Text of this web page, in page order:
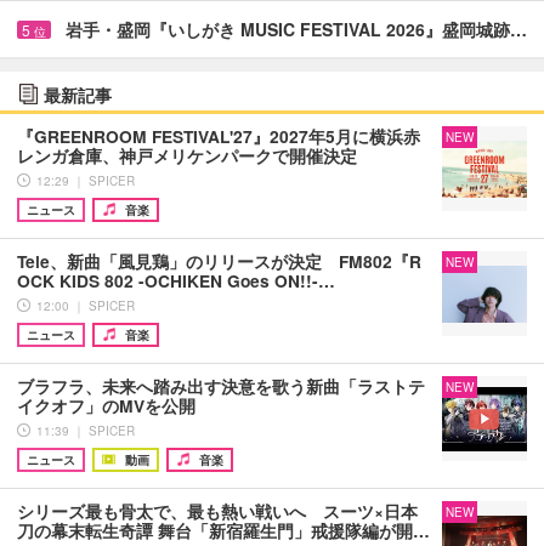
5 位 岩手・盛岡『いしがき MUSIC FESTIVAL 2026』盛岡城跡…
最新記事
『GREENROOM FESTIVAL'27』2027年5月に横浜赤
レンガ倉庫、神戸メリケンパークで開催決定
12:29 ｜ SPICER
ニュース
音楽
NEW
Tele、新曲「風見鶏」のリリースが決定 FM802『R
OCK KIDS 802 -OCHIKEN Goes ON!!-…
12:00 ｜ SPICER
ニュース
音楽
NEW
ブラフラ、未来へ踏み出す決意を歌う新曲「ラストテ
イクオフ」のMVを公開
11:39 ｜ SPICER
ニュース
動画 音楽
NEW
シリーズ最も骨太で、最も熱い戦いへ スーツ×日本
刀の幕末転生奇譚 舞台「新宿羅生門」戒援隊編が開…
NEW